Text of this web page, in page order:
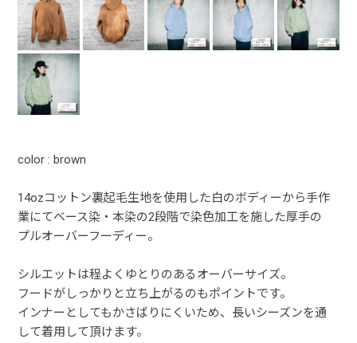
color : brown
14ozコットン裏起毛生地を使用した白のボディーから手作
業にてベース染・本染の2段階で染色加工を施した厚手の
プルオーバーフーディー。
シルエットは程よくゆとりのあるオーバーサイズ。
フードがしっかりと立ち上がるのもポイントです。
インナーとしてもかさばりにくいため、長いシーズンを通
して着用して頂けます。